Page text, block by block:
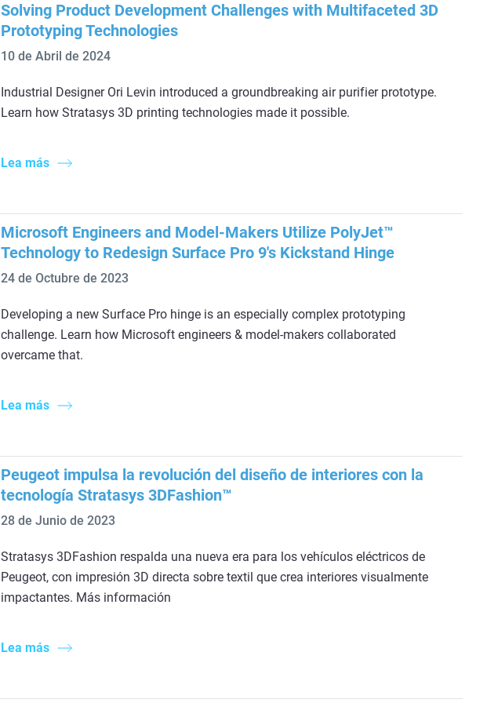
Solving Product Development Challenges with Multifaceted 3D
Prototyping Technologies
10 de Abril de 2024
Industrial Designer Ori Levin introduced a groundbreaking air purifier prototype.
Learn how Stratasys 3D printing technologies made it possible.
Lea más
Microsoft Engineers and Model-Makers Utilize PolyJet™
Technology to Redesign Surface Pro 9's Kickstand Hinge
24 de Octubre de 2023
Developing a new Surface Pro hinge is an especially complex prototyping
challenge. Learn how Microsoft engineers & model-makers collaborated
overcame that.
Lea más
Peugeot impulsa la revolución del diseño de interiores con la
tecnología Stratasys 3DFashion™
28 de Junio de 2023
Stratasys 3DFashion respalda una nueva era para los vehículos eléctricos de
Peugeot, con impresión 3D directa sobre textil que crea interiores visualmente
impactantes. Más información
Lea más